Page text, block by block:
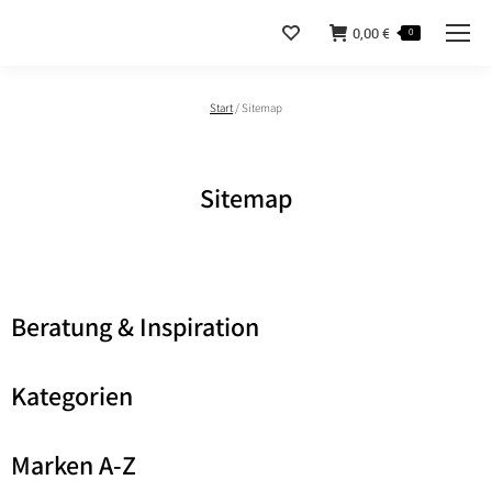
0,00€ 0
Start/ Sitemap
Sitemap
Beratung & Inspiration
Kategorien
Marken A-Z